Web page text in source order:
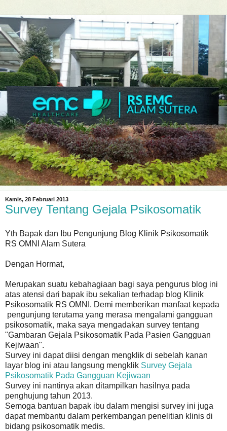
Kamis, 28 Februari 2013
Survey Tentang Gejala Psikosomatik
Yth Bapak dan Ibu Pengunjung Blog Klinik Psikosomatik
RS OMNI Alam Sutera
Dengan Hormat,
Merupakan suatu kebahagiaan bagi saya pengurus blog ini
atas atensi dari bapak ibu sekalian terhadap blog Klinik
Psikosomatik RS OMNI. Demi memberikan manfaat kepada
pengunjung terutama yang merasa mengalami gangguan
psikosomatik, maka saya mengadakan survey tentang
"Gambaran Gejala Psikosomatik Pada Pasien Gangguan
Kejiwaan".
Survey ini dapat diisi dengan mengklik di sebelah kanan
layar blog ini atau langsung mengklik Survey Gejala
Psikosomatik Pada Gangguan Kejiwaan
Survey ini nantinya akan ditampilkan hasilnya pada
penghujung tahun 2013.
Semoga bantuan bapak ibu dalam mengisi survey ini juga
dapat membantu dalam perkembangan penelitian klinis di
bidang psikosomatik medis.